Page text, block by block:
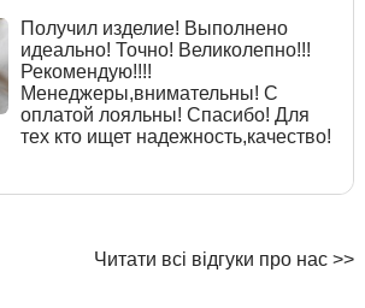
Получил изделие! Выполнено
идеально! Точно! Великолепно!!!
Рекомендую!!!!
Менеджеры,внимательны! С
оплатой лояльны! Спасибо! Для
тех кто ищет надежность,качество!
Читати всі відгуки про нас >>